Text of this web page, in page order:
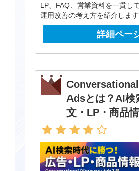
LP、FAQ、営業資料を一貫し
運用改善の考え方を紹介します
詳細ペー
Adsとは？AI検
文・LP・商品